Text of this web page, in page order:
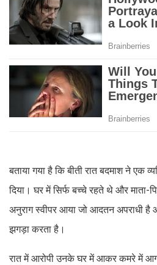
बताया गया है कि बीती रात बदमाश ने
दिया। घर में सिर्फ बच्चे रहते थे और माता-
अनुराग स्वीपर आया जो आदतन अपराधी
झगड़ा करता है।
रात में आरोपी उनके घर में आकर कमरे में